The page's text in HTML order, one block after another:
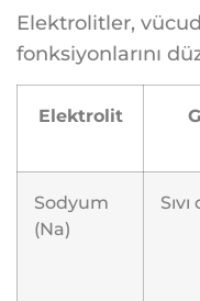
Elektrolitler,
fonksiyonlarını
Elektrolit
Sodyum
(Na)